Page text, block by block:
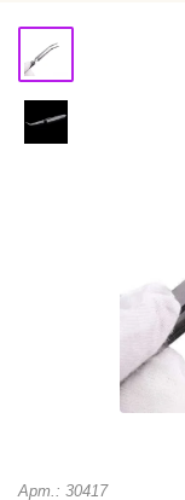
Арт.: 30417